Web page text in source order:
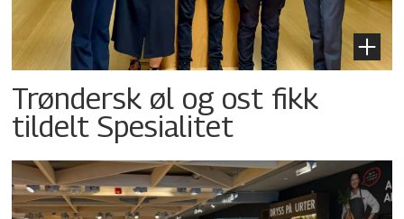
Trøndersk øl og ost fikk
tildelt Spesialitet